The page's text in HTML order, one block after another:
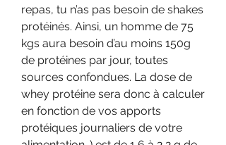
repas, tu n’as pas besoin de shakes
protéinés. Ainsi, un homme de 75
kgs aura besoin d’au moins 150g
de protéines par jour, toutes
sources confondues. La dose de
whey protéine sera donc à calculer
en fonction de vos apports
protéiques journaliers de votre